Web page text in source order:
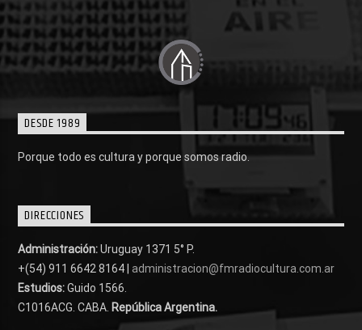
DESDE 1989
Porque todo es cultura y porque somos radio.
DIRECCIONES
Administración:Uruguay 1371 5° P.
+(54) 911 6642 8164 | administracion@fmradiocultura.com.ar
Estudios:Guido 1566.
C1016ACG . CABA. República Argentina.